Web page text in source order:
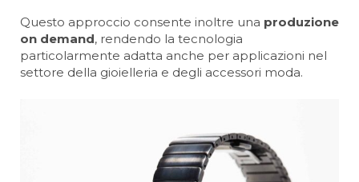
Questo approccio consente inoltre una produzione
on demand, rendendo la tecnologia
particolarmente adatta anche per applicazioni nel
settore della gioielleria e degli accessori moda.